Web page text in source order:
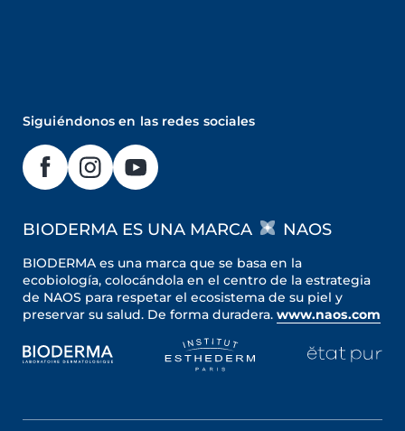
Siguiéndonos en las redes sociales
BIODERMA ES UNA MARCA NAOS
BIODERMA es una marca que se basa en la
ecobiología, colocándola en el centro de la estrategia
de NAOS para respetar el ecosistema de su piel y
preservar su salud. De forma duradera. www.naos.com